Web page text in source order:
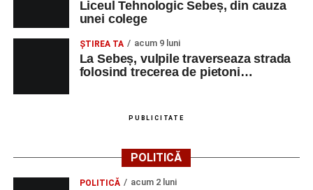
Liceul Tehnologic Sebeș, din cauza
unei colege
ŞTIREA TA acum 9 luni
La Sebeș, vulpile traverseaza strada
folosind trecerea de pietoni…
PUBLICITATE
POLITICĂ
POLITICĂ acum 2 luni